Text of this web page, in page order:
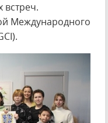
встреч.
Международного